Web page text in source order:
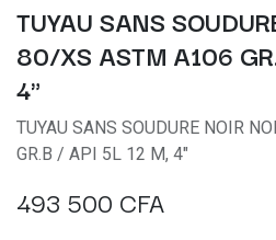
TUYAU SANS
80/XS ASTM A106
4"
TUYAU SANS SOUDURE NOIR
GR.B / API 5L 12 M, 4"
493 500 CFA